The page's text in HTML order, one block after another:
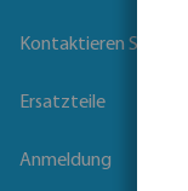
Kontaktieren Sie uns
Ersatzteile
Anmeldung